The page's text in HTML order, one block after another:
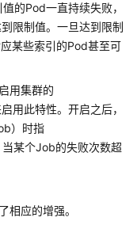
的Pod一直持续失败，
限制值。一旦达到限制
某些索引的Pod甚至可
用集群的
用此特性。开启之后，
）时指
某个Job的失败次数超
相应的增强。